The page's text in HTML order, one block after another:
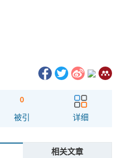
0
被引 详细
相关文章